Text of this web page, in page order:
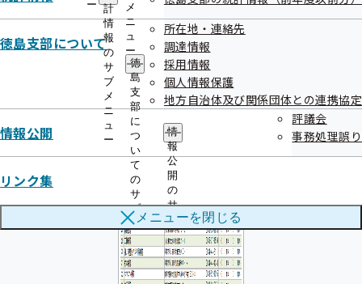
ー
メ
ニ
ュ
ー
計
情
報
の
サ
ブ
メ
ニ
ュ
ー
徳島支部について
徳
島
支
部
に
つ
い
て
の
サ
ブ
メ
ニ
ュ
ー
所在地・連絡先
調達情報
採用情報
個人情報保護
地方自治体及び関係団体との連携協定
情報公開
情
報
公
開
の
サ
ブ
メ
ニ
ュ
ー
評議会
事務処理誤り
リンク集
メニューを閉じる